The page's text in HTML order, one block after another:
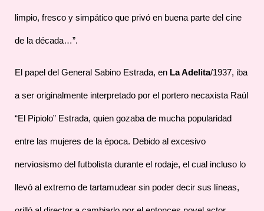
limpio, fresco y simpático que privó en buena parte del cine
de la década…”.
El papel del General Sabino Estrada, en La Adelita/1937, iba
a ser originalmente interpretado por el portero necaxista Raúl
“El Pipiolo” Estrada, quien gozaba de mucha popularidad
entre las mujeres de la época. Debido al excesivo
nerviosismo del futbolista durante el rodaje, el cual incluso lo
llevó al extremo de tartamudear sin poder decir sus líneas,